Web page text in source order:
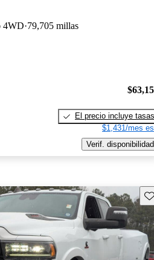
4WD 79,705 millas
El precio incluye tasas
$1,431/mes
Verif. disponibilidad